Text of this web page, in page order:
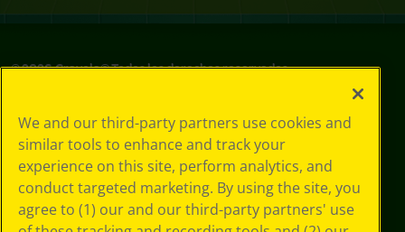
©2026Crayola® Todos los derechos reservados.
de privacidad
Política de
privacidad
Términos de SMS
GDPR
Aviso de
We and our third-party partners use cookies and
similar tools to enhance and track your
experience on this site, perform analytics, and
conduct targeted marketing. By using the site, you
agree to (1) our and our third-party partners' use